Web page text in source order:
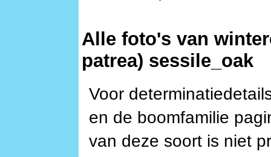
Alle foto's van
patrea) sessile_oak
Voor
en de boomfamilie
van deze soort is niet